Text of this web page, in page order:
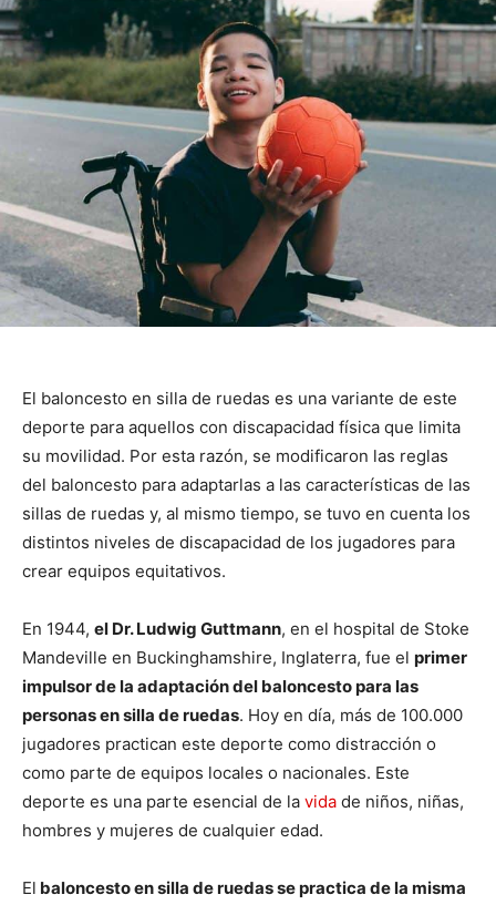
El baloncesto en silla de ruedas es una variante de este
deporte para aquellos con discapacidad física que limita
su movilidad. Por esta razón, se modificaron las reglas
del baloncesto para adaptarlas a las características de las
sillas de ruedas y, al mismo tiempo, se tuvo en cuenta los
distintos niveles de discapacidad de los jugadores para
crear equipos equitativos.
En 1944, el Dr. Ludwig Guttmann, en el hospital de Stoke
Mandeville en Buckinghamshire, Inglaterra, fue el primer
impulsor de la adaptación del baloncesto para las
personas en silla de ruedas. Hoy en día, más de 100.000
jugadores practican este deporte como distracción o
como parte de equipos locales o nacionales. Este
deporte es una parte esencial de la vida de niños, niñas,
hombres y mujeres de cualquier edad.
El baloncesto en silla de ruedas se practica de la misma